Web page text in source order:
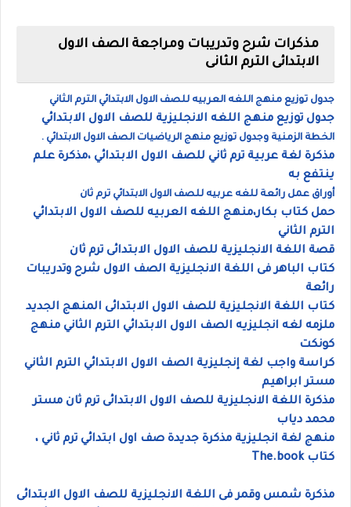
مذكرات شرح وتدريبات ومراجعة الصف الاول
الابتدائى الترم الثانى
جدول توزيع منهج اللغه العربيه للصف الاول الابتدائي الترم الثاني
جدول توزيع منهج اللغه الانجليزية للصف الاول الابتدائي
الخطة الزمنية وجدول توزيع منهج الرياضيات الصف الاول الابتدائي .
مذكرة لغة عربية ترم ثاني للصف الاول الابتدائي ،مذكرة علم
ينتفع به
أوراق عمل رائعة للغه عربيه للصف الاول الابتدائي ترم ثان
حمل كتاب بكار،منهج اللغه العربيه للصف الاول الابتدائي
الترم الثاني
قصة اللغة الانجليزية للصف الاول الابتدائى ترم ثان
كتاب الباهر فى اللغة الانجليزية الصف الاول شرح وتدريبات
رائعة
كتاب اللغة الانجليزية للصف الاول الابتدائى المنهج الجديد
ملزمه لغه انجليزيه الصف الاول الابتدائي الترم الثاني منهج
كونكت
كراسة واجب لغة إنجليزية الصف الاول الابتدائي الترم الثاني
مستر ابراهيم
مذكرة اللغة الانجليزية للصف الاول الابتدائى ترم ثان مستر
محمد دياب
منهج لغة انجليزية مذكرة جديدة صف اول ابتدائي ترم ثاني ،
كتاب The.book
مذكرة شمس وقمر فى اللغة الانجليزية للصف الاول الابتدائى